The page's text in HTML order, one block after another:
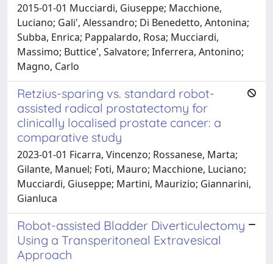
2015-01-01 Mucciardi, Giuseppe; Macchione,
Luciano; Gali', Alessandro; Di Benedetto, Antonina;
Subba, Enrica; Pappalardo, Rosa; Mucciardi,
Massimo; Buttice', Salvatore; Inferrera, Antonino;
Magno, Carlo
Retzius-sparing vs. standard robot-
assisted radical prostatectomy for
clinically localised prostate cancer: a
comparative study
2023-01-01 Ficarra, Vincenzo; Rossanese, Marta;
Gilante, Manuel; Foti, Mauro; Macchione, Luciano;
Mucciardi, Giuseppe; Martini, Maurizio; Giannarini,
Gianluca
Robot-assisted Bladder Diverticulectomy
Using a Transperitoneal Extravesical
Approach